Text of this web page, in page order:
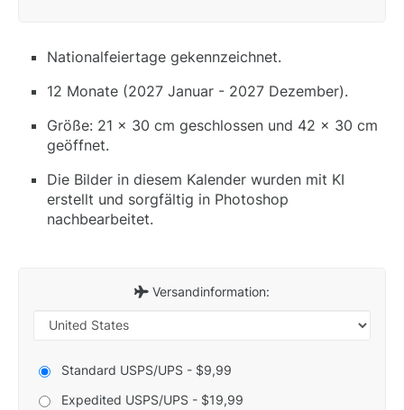
Nationalfeiertage gekennzeichnet.
12 Monate (2027 Januar - 2027 Dezember).
Größe: 21 x 30 cm geschlossen und 42 x 30 cm
geöffnet.
Die Bilder in diesem Kalender wurden mit KI
erstellt und sorgfältig in Photoshop
nachbearbeitet.
Versandinformation:
Standard USPS/UPS - $9,99
Expedited USPS/UPS - $19,99